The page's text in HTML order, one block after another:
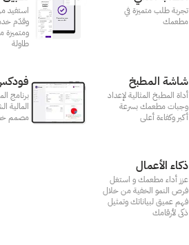
تجربة طلب متميزة في
مطعمك‎
استفيد
وقدّم
طاولة
شاشة المطبخ
أداة المطبخ المثالية لإعداد
وجبات مطعمك بسرعة
أكبر وكفاءة أعلى
برنامج
المالية
مصمم
ذكاء الأعمال
عزز أداء مطعمك و استغل
فرص النمو الخفية من خلال
فهم عميق لبياناتك وتمثيل
ذكى لأرقامك